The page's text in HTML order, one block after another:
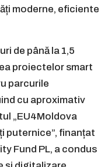
moderne, eficiente
de până la 1,5
proiectelor smart
parcurile
cu aproximativ
„EU4Moldova
puternice”, finanțat
Fund PL, a condus